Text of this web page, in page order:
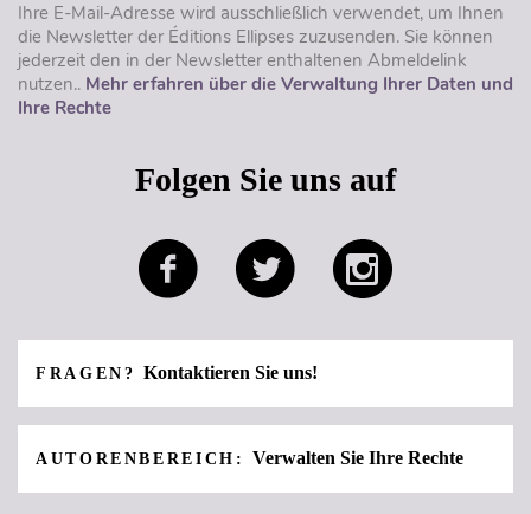
Ihre E-Mail-Adresse wird ausschließlich verwendet, um Ihnen
die Newsletter der Éditions Ellipses zuzusenden. Sie können
jederzeit den in der Newsletter enthaltenen Abmeldelink
nutzen.. Mehr erfahren über die Verwaltung Ihrer Daten und
Ihre Rechte
Folgen Sie uns auf
FRAGEN?Kontaktieren Sie uns!
AUTORENBEREICH: Verwalten Sie Ihre Rechte